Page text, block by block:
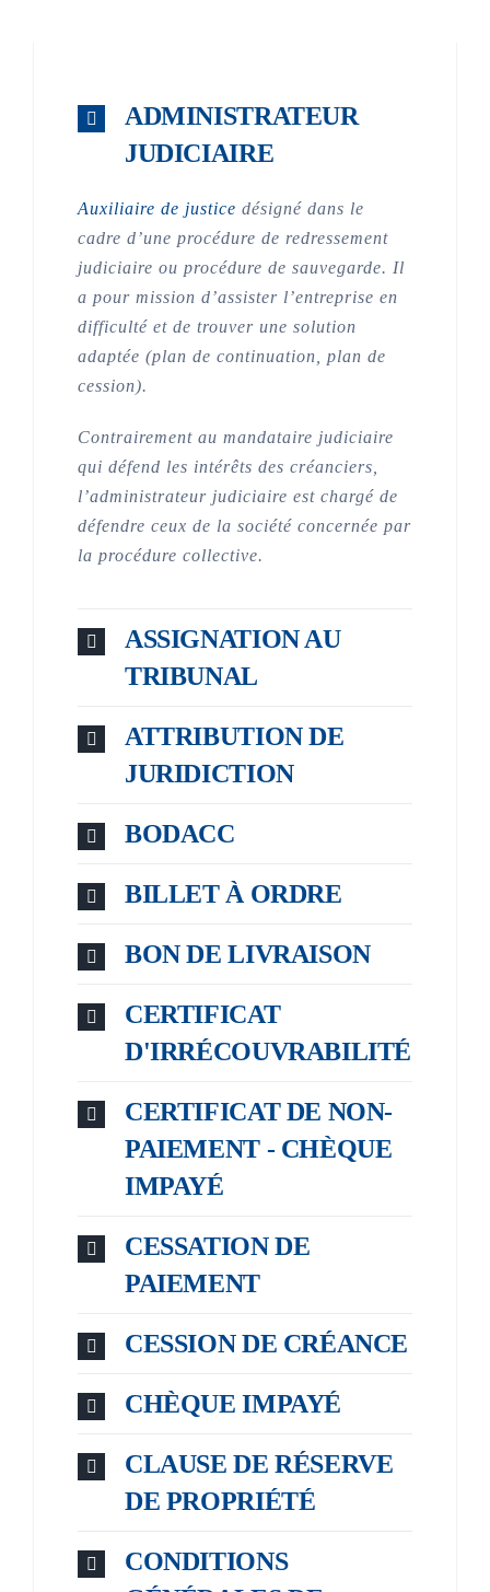
ADMINISTRATEUR
JUDICIAIRE
Auxiliaire de justice désigné dans le
cadre d’une procédure de redressement
judiciaire ou procédure de sauvegarde. Il
a pour mission d’assister l’entreprise en
difficulté et de trouver une solution
adaptée (plan de continuation, plan de
cession).
Contrairement au mandataire judiciaire
qui défend les intérêts des créanciers,
l’administrateur judiciaire est chargé de
défendre ceux de la société concernée par
la procédure collective.
ASSIGNATION AU
TRIBUNAL
ATTRIBUTION DE
JURIDICTION
BODACC
BILLET À ORDRE
BON DE LIVRAISON
CERTIFICAT
D'IRRÉCOUVRABILITÉ
CERTIFICAT DE NON-
PAIEMENT - CHÈQUE
IMPAYÉ
CESSATION DE
PAIEMENT
CESSION DE CRÉANCE
CHÈQUE IMPAYÉ
CLAUSE DE RÉSERVE
DE PROPRIÉTÉ
CONDITIONS